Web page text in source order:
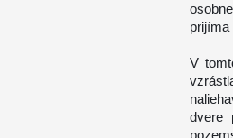
prijíma
V
dvere